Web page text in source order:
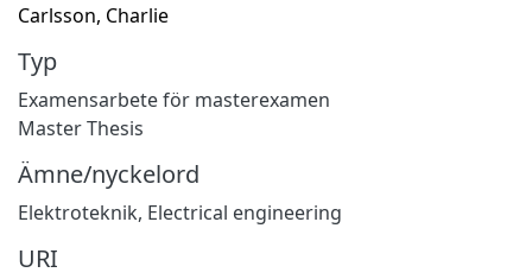
Carlsson, Charlie
Typ
Examensarbete för masterexamen
Master Thesis
Ämne/nyckelord
Elektroteknik, Electrical engineering
URI